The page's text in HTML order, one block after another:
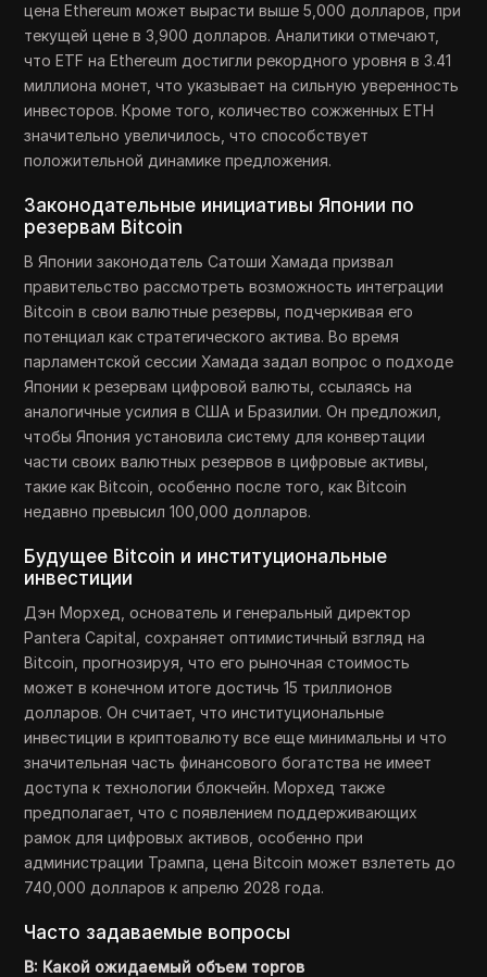
цена Ethereum может вырасти выше 5,000 долларов, при
текущей цене в 3,900 долларов. Аналитики отмечают,
что ETF на Ethereum достигли рекордного уровня в 3.41
миллиона монет, что указывает на сильную уверенность
инвесторов. Кроме того, количество сожженных ETH
значительно увеличилось, что способствует
положительной динамике предложения.
Законодательные инициативы Японии по
резервам Bitcoin
В Японии законодатель Сатоши Хамада призвал
правительство рассмотреть возможность интеграции
Bitcoin в свои валютные резервы, подчеркивая его
потенциал как стратегического актива. Во время
парламентской сессии Хамада задал вопрос о подходе
Японии к резервам цифровой валюты, ссылаясь на
аналогичные усилия в США и Бразилии. Он предложил,
чтобы Япония установила систему для конвертации
части своих валютных резервов в цифровые активы,
такие как Bitcoin, особенно после того, как Bitcoin
недавно превысил 100,000 долларов.
Будущее Bitcoin и институциональные
инвестиции
Дэн Морхед, основатель и генеральный директор
Pantera Capital, сохраняет оптимистичный взгляд на
Bitcoin, прогнозируя, что его рыночная стоимость
может в конечном итоге достичь 15 триллионов
долларов. Он считает, что институциональные
инвестиции в криптовалюту все еще минимальны и что
значительная часть финансового богатства не имеет
доступа к технологии блокчейн. Морхед также
предполагает, что с появлением поддерживающих
рамок для цифровых активов, особенно при
администрации Трампа, цена Bitcoin может взлететь до
740,000 долларов к апрелю 2028 года.
Часто задаваемые вопросы
В: Какой ожидаемый объем торгов